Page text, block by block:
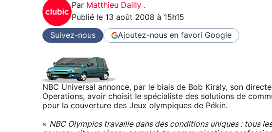
Par Matthieu Dailly .
Publié le 13 août 2008 à 15h15
Suivez-nous Ajoutez-nous en favori Google
NBC Universal annonce, par le biais de Bob Kiraly, son
Operations, avoir choisit le spécialiste des solutions de
pour la couverture des Jeux olympiques de Pékin.
« NBC Olympics travaille dans des conditions uniques : tous